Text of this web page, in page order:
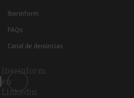
Iberinform
FAQs
Canal de denúncias
Iberinform
en
Linkedin